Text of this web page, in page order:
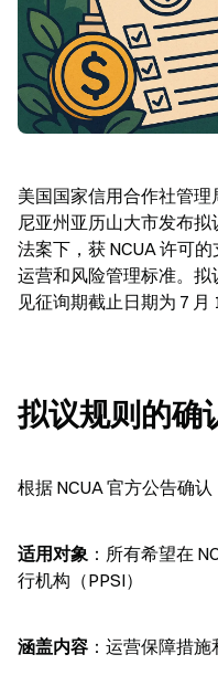
美国国家信用合作社管理
尼亚州亚历山大市发布拟
法案下，获 NCUA 许可
运营和风险管理标准。
见征询期截止日期为 7 月
拟议规则的确
根据 NCUA 官方公告确认
适用对象 ：所有希望在
行机构（PPSI）
涵盖内容 ：运营保障措